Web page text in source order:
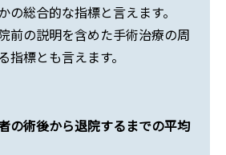
の総合的な指標と言えます。
前の説明を含めた手術治療の周
標とも言えます。
の術後から退院するまでの平均